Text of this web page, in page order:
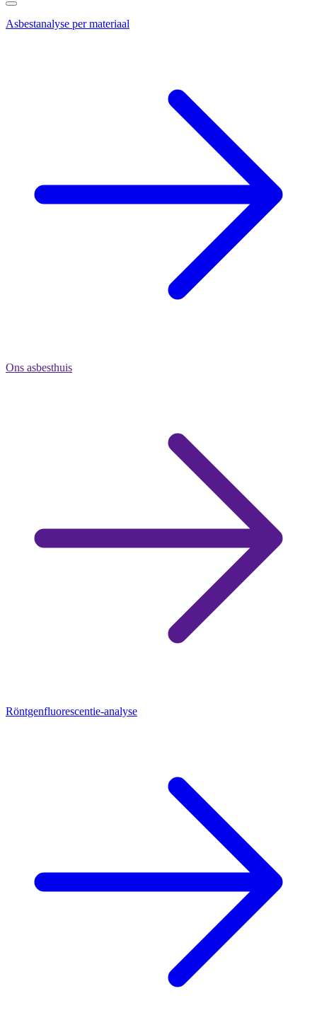
Asbestanalyse per materiaal
Ons asbesthuis
Röntgenfluorescentie-analyse